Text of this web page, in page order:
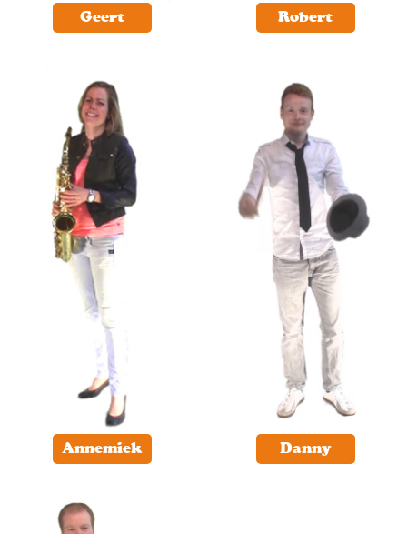
Geert Robert
Annemiek Danny